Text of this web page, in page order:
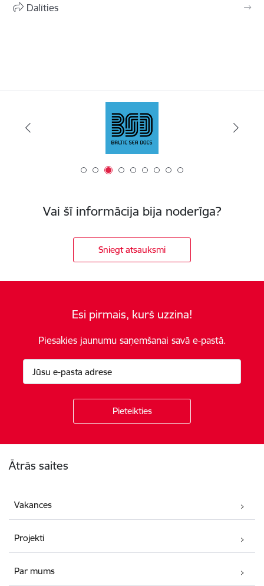
Dalīties
Vai šī informācija bija noderīga?
Sniegt atsauksmi
Esi pirmais, kurš uzzina!
Piesakies jaunumu saņemšanai savā e-pastā.
Ātrās saites
Vakances
Projekti
Par mums